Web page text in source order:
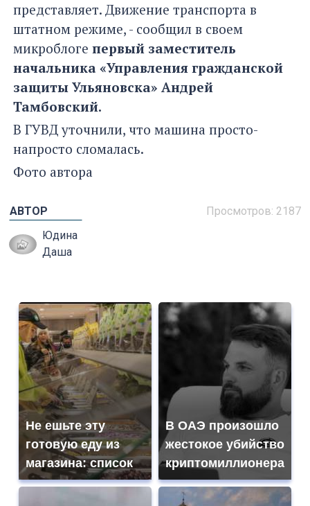
представляет. Движение транспорта в
штатном режиме, - сообщил в своем
микроблоге первый заместитель
начальника «Управления гражданской
защиты Ульяновска» Андрей
Тамбовский.
В ГУВД уточнили, что машина просто-
напросто сломалась.
Фото автора
Просмотров: 2187
АВТОР
Юдина
Даша
Не ешьте эту
готовую еду из
магазина: список
В ОАЭ произошло
жестокое убийство
криптомиллионера